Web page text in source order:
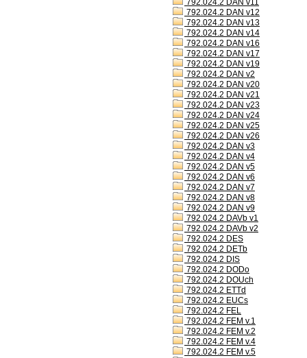
792.024.2 DAN v11
792.024.2 DAN v12
792.024.2 DAN v13
792.024.2 DAN v14
792.024.2 DAN v16
792.024.2 DAN v17
792.024.2 DAN v19
792.024.2 DAN v2
792.024.2 DAN v20
792.024.2 DAN v21
792.024.2 DAN v23
792.024.2 DAN v24
792.024.2 DAN v25
792.024.2 DAN v26
792.024.2 DAN v3
792.024.2 DAN v4
792.024.2 DAN v5
792.024.2 DAN v6
792.024.2 DAN v7
792.024.2 DAN v8
792.024.2 DAN v9
792.024.2 DAVb v1
792.024.2 DAVb v2
792.024.2 DES
792.024.2 DETb
792.024.2 DIS
792.024.2 DODo
792.024.2 DOUch
792.024.2 ETTd
792.024.2 EUCs
792.024.2 FEL
792.024.2 FEM v.1
792.024.2 FEM v.2
792.024.2 FEM v.4
792.024.2 FEM v.5